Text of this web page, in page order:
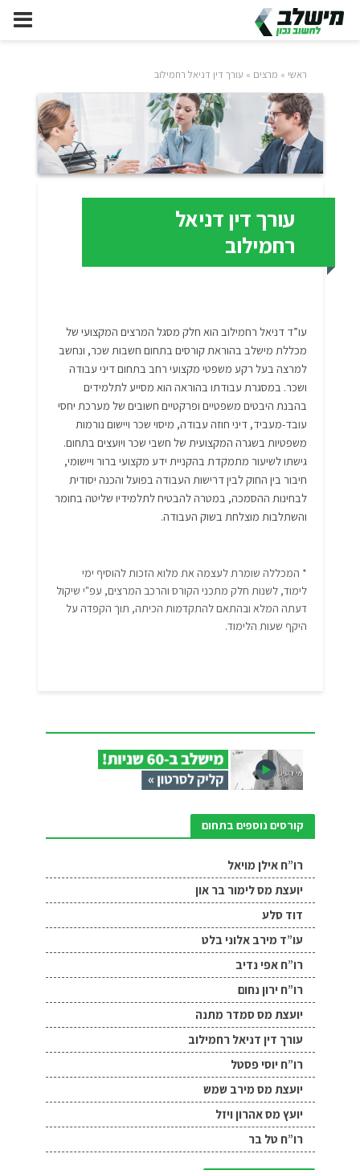
ראשי » מרצים » עורך דין דניאל רחמילוב
עורך דין דניאל
רחמילוב
עו”ד דניאל רחמילוב הוא חלק מסגל המרצים המקצועי של
מכללת מישלב בהוראת קורסים בתחום חשבות שכר, ונחשב
למרצה בעל רקע משפטי מקצועי רחב בתחום דיני עבודה
ושכר. במסגרת עבודתו בהוראה הוא מסייע לתלמידים
בהבנת היבטים משפטיים ופרקטיים חשובים של מערכת יחסי
עובד-מעביד, דיני חוזה עבודה, מיסוי שכר ויישום נורמות
משפטיות בשגרה המקצועית של חשבי שכר ויועצים בתחום.
גישתו לשיעור מתמקדת בהקניית ידע מקצועי ברור ויישומי,
חיבור בין החוק לבין דרישות העבודה בפועל והכנה יסודית
לבחינות ההסמכה, במטרה להבטיח לתלמידיו שליטה בחומר
והשתלבות מוצלחת בשוק העבודה.
* המכללה שומרת לעצמה את מלוא הזכות להוסיף ימי
לימוד, לשנות חלק מתכני הקורס והרכב המרצים, עפ"י שיקול
דעתה המלא ובהתאם להתקדמות הכיתה, תוך הקפדה על
היקף שעות הלימוד.
קורסים נוספים בתחום
רו”ח אילן מויאל
יועצת מס לימור בר און
דוד סלע
עו”ד מירב אלוני בלט
רו”ח אפי נדיב
רו”ח ירון נחום
יועצת מס סמדר מתנה
עורך דין דניאל רחמילוב
רו”ח יוסי פסטל
יועצת מס מירב שמש
יועץ מס אהרון ויזל
רו”ח טל בר